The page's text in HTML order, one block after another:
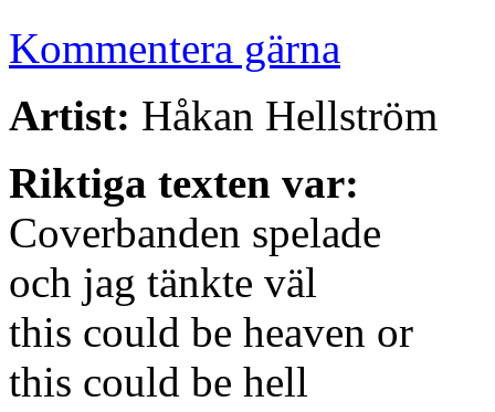
Kommentera gärna
Artist: Håkan Hellström
Riktiga texten var:
Coverbanden spelade
och jag tänkte väl
this could be heaven or
this could be hell